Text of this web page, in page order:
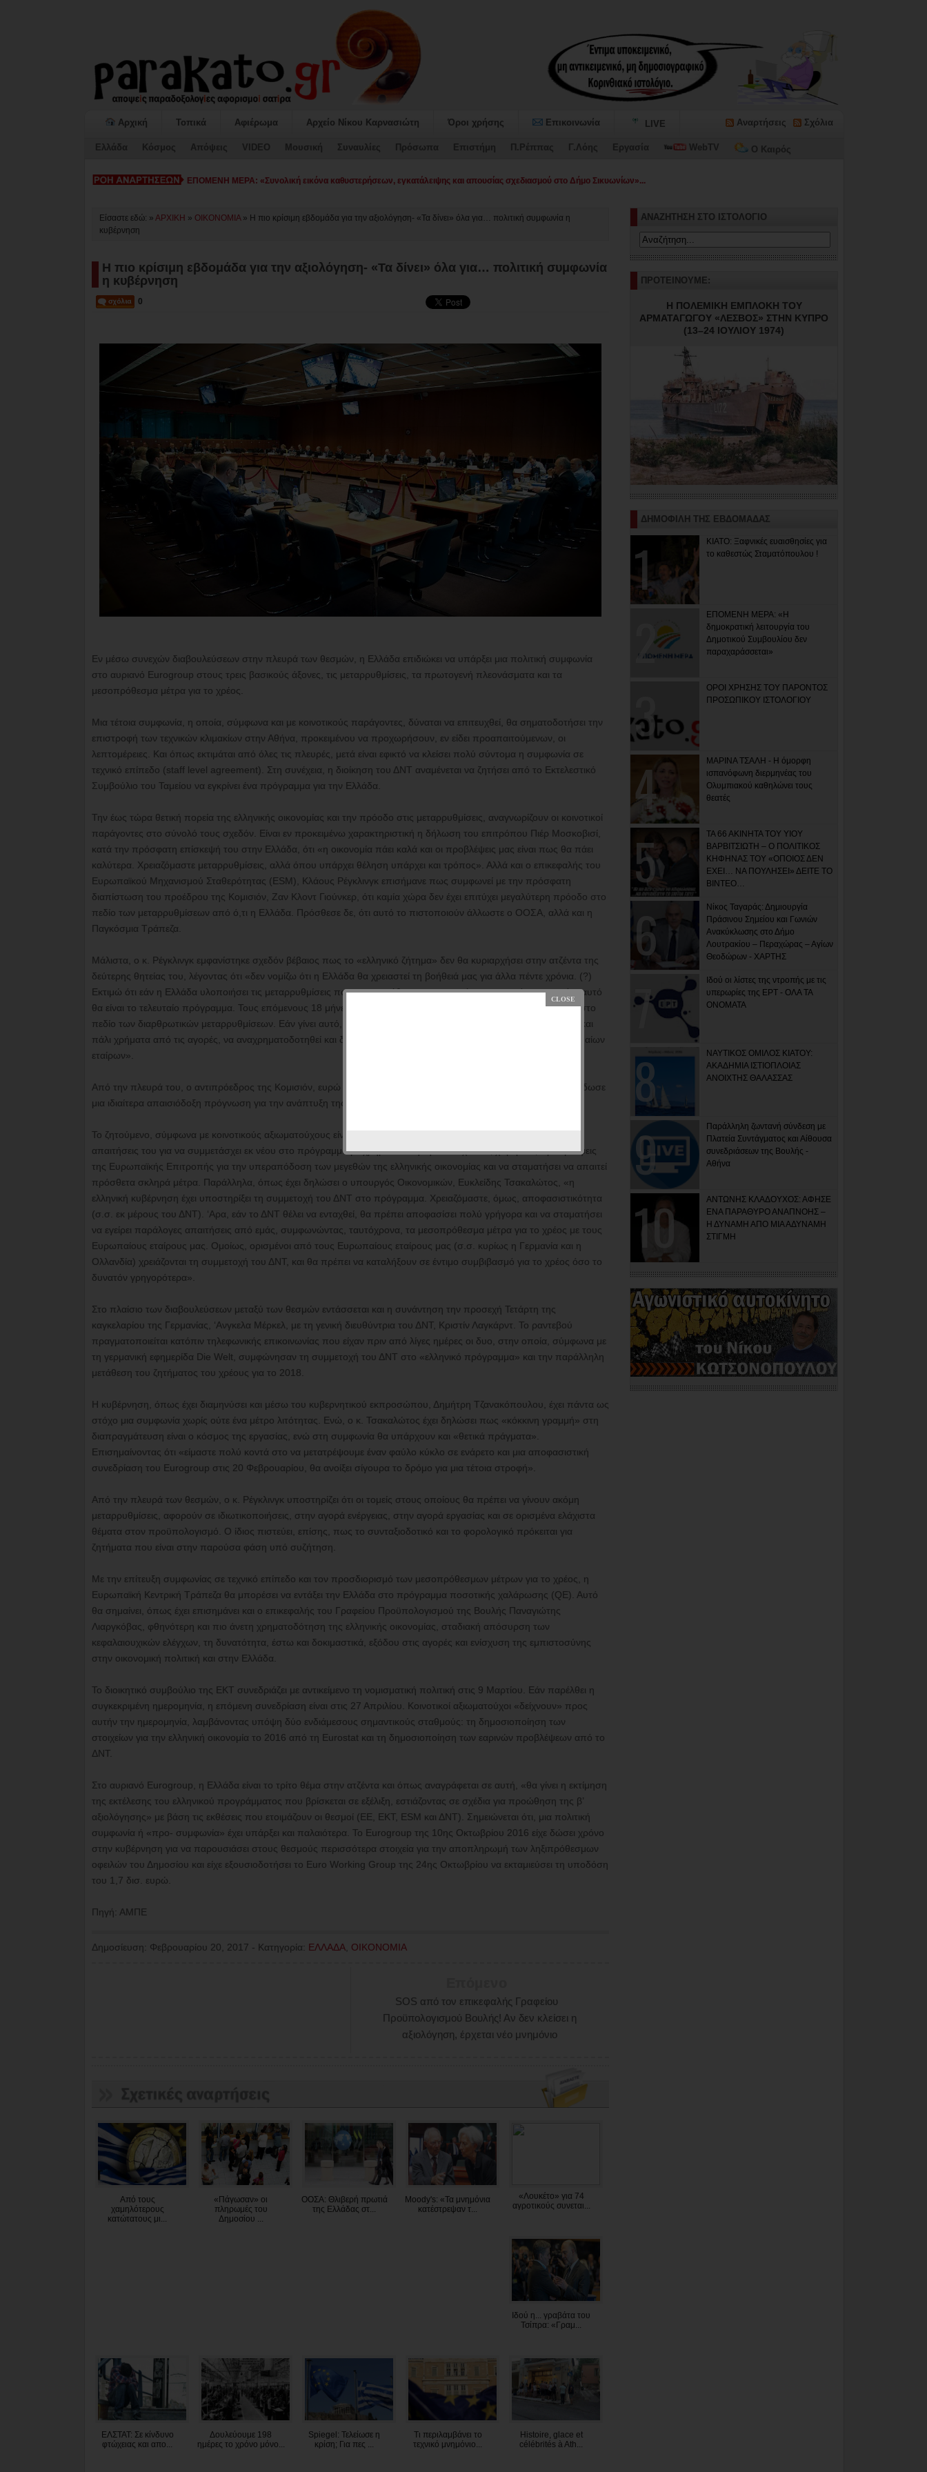
Αρχική Τοπικά Αφιέρωμα Αρχείο Νίκου Καρνασιώτη Όροι χρήσης Επικοινωνία LIVE Αναρτήσεις Σχόλια
Ελλάδα Κόσμος Απόψεις VIDEO Μουσική Συναυλίες Πρόσωπα Επιστήμη Π.Ρέππας Γ.Λόης Εργασία WebTV Ο Καιρός
ΕΠΟΜΕΝΗ ΜΕΡΑ: «Συνολική εικόνα καθυστερήσεων, εγκατάλειψης και απουσίας σχεδιασμού στο Δήμο Σικυωνίων»...
Είσαστε εδώ: » ΑΡΧΙΚΗ » ΟΙΚΟΝΟΜΙΑ» Η πιο κρίσιμη εβδομάδα για την αξιολόγηση- «Τα δίνει» όλα για… πολιτική συμφωνία η
κυβέρνηση
Η πιο κρίσιμη εβδομάδα για την αξιολόγηση- «Τα δίνει» όλα για… πολιτική συμφωνία
η κυβέρνηση
0
Εν μέσω συνεχών διαβουλεύσεων στην πλευρά των θεσμών, η Ελλάδα επιδιώκει να υπάρξει μια πολιτική συμφωνία
στο αυριανό Eurogroup στους τρεις βασικούς άξονες, τις μεταρρυθμίσεις, τα πρωτογενή πλεονάσματα και τα
μεσοπρόθεσμα μέτρα για το χρέος.
Μια τέτοια συμφωνία, η οποία, σύμφωνα και με κοινοτικούς παράγοντες, δύναται να επιτευχθεί, θα σηματοδοτήσει την
επιστροφή των τεχνικών κλιμακίων στην Αθήνα, προκειμένου να προχωρήσουν, εν είδει προαπαιτούμενων, οι
λεπτομέρειες. Και όπως εκτιμάται από όλες τις πλευρές, μετά είναι εφικτό να κλείσει πολύ σύντομα η συμφωνία σε
τεχνικό επίπεδο (staff level agreement). Στη συνέχεια, η διοίκηση του ΔΝΤ αναμένεται να ζητήσει από το Εκτελεστικό
Συμβούλιο του Ταμείου να εγκρίνει ένα πρόγραμμα για την Ελλάδα.
Την έως τώρα θετική πορεία της ελληνικής οικονομίας και την πρόοδο στις μεταρρυθμίσεις, αναγνωρίζουν οι κοινοτικοί
παράγοντες στο σύνολό τους σχεδόν. Είναι εν προκειμένω χαρακτηριστική η δήλωση του επιτρόπου Πιέρ Μοσκοβισί,
κατά την πρόσφατη επίσκεψή του στην Ελλάδα, ότι «η οικονομία πάει καλά και οι προβλέψεις μας είναι πως θα πάει
καλύτερα. Χρειαζόμαστε μεταρρυθμίσεις, αλλά όπου υπάρχει θέληση υπάρχει και τρόπος». Αλλά και ο επικεφαλής του
Ευρωπαϊκού Μηχανισμού Σταθερότητας (ESM), Κλάους Ρέγκλινγκ επισήμανε πως συμφωνεί με την πρόσφατη
διαπίστωση του προέδρου της Κομισιόν, Ζαν Κλοντ Γιούνκερ, ότι καμία χώρα δεν έχει επιτύχει μεγαλύτερη πρόοδο στο
πεδίο των μεταρρυθμίσεων από ό,τι η Ελλάδα. Πρόσθεσε δε, ότι αυτό το πιστοποιούν άλλωστε ο ΟΟΣΑ, αλλά και η
Παγκόσμια Τράπεζα.
Μάλιστα, ο κ. Ρέγκλινγκ εμφανίστηκε σχεδόν βέβαιος πως το «ελληνικό ζήτημα» δεν θα κυριαρχήσει στην ατζέντα της
δεύτερης θητείας του, λέγοντας ότι «δεν νομίζω ότι η Ελλάδα θα χρειαστεί τη βοήθειά μας για άλλα πέντε χρόνια. (?)
Εκτιμώ ότι εάν η Ελλάδα υλοποιήσει τις μεταρρυθμίσεις που συμφωνήθηκαν στην αρχή του προγράμματος, τότε αυτό
θα είναι το τελευταίο πρόγραμμα. Τους επόμενους 18 μήνες πρέπει να γίνουν και άλλα βήματα προόδου, κυρίως στο
πεδίο των διαρθρωτικών μεταρρυθμίσεων. Εάν γίνει αυτό, τότε είμαι βέβαιος ότι η Ελλάδα θα μπορεί να αντλήσει και
πάλι χρήματα από τις αγορές, να αναχρηματοδοτηθεί και δεν θα χρειάζεται πλέον τη δανειακή βοήθεια των Ευρωπαίων
εταίρων».
Από την πλευρά του, ο αντιπρόεδρος της Κομισιόν, ευρώ Βάλντις Ντομπρόφσκις, έχει επισημάνει ότι το ΔΝΤ «εξέδωσε
μια ιδιαίτερα απαισιόδοξη πρόγνωση για την ανάπτυξη της οικονομίας και τα δημόσια οικονομικά».
Το ζητούμενο, σύμφωνα με κοινοτικούς αξιωματούχους είναι να πεισθεί το ΔΝΤ να αποσύρει ορισμένες από τις
απαιτήσεις του για να συμμετάσχει εκ νέου στο πρόγραμμα με χρηματοδότηση. Να δεχθεί τις χειμερινές προσβλέψεις
της Ευρωπαϊκής Επιτροπής για την υπεραπόδοση των μεγεθών της ελληνικής οικονομίας και να σταματήσει να απαιτεί
πρόσθετα σκληρά μέτρα. Παράλληλα, όπως έχει δηλώσει ο υπουργός Οικονομικών, Ευκλείδης Τσακαλώτος, «η
ελληνική κυβέρνηση έχει υποστηρίξει τη συμμετοχή του ΔΝΤ στο πρόγραμμα. Χρειαζόμαστε, όμως, αποφασιστικότητα
(σ.σ. εκ μέρους του ΔΝΤ). ‘Αρα, εάν το ΔΝΤ θέλει να ενταχθεί, θα πρέπει αποφασίσει πολύ γρήγορα και να σταματήσει
να εγείρει παράλογες απαιτήσεις από εμάς, συμφωνώντας, ταυτόχρονα, τα μεσοπρόθεσμα μέτρα για το χρέος με τους
Ευρωπαίους εταίρους μας. Ομοίως, ορισμένοι από τους Ευρωπαίους εταίρους μας (σ.σ. κυρίως η Γερμανία και η
Ολλανδία) χρειάζονται τη συμμετοχή του ΔΝΤ, και θα πρέπει να καταλήξουν σε έντιμο συμβιβασμό για το χρέος όσο το
δυνατόν γρηγορότερα».
Στο πλαίσιο των διαβουλεύσεων μεταξύ των θεσμών εντάσσεται και η συνάντηση την προσεχή Τετάρτη της
καγκελαρίου της Γερμανίας, ‘Ανγκελα Μέρκελ, με τη γενική διευθύντρια του ΔΝΤ, Κριστίν Λαγκάρντ. Το ραντεβού
πραγματοποιείται κατόπιν τηλεφωνικής επικοινωνίας που είχαν πριν από λίγες ημέρες οι δυο, στην οποία, σύμφωνα με
τη γερμανική εφημερίδα Die Welt, συμφώνησαν τη συμμετοχή του ΔΝΤ στο «ελληνικό πρόγραμμα» και την παράλληλη
μετάθεση του ζητήματος του χρέους για το 2018.
Η κυβέρνηση, όπως έχει διαμηνύσει και μέσω του κυβερνητικού εκπροσώπου, Δημήτρη Τζανακόπουλου, έχει πάντα ως
στόχο μια συμφωνία χωρίς ούτε ένα μέτρο λιτότητας. Ενώ, ο κ. Τσακαλώτος έχει δηλώσει πως «κόκκινη γραμμή» στη
διαπραγμάτευση είναι ο κόσμος της εργασίας, ενώ στη συμφωνία θα υπάρχουν και «θετικά πράγματα».
Επισημαίνοντας ότι «είμαστε πολύ κοντά στο να μετατρέψουμε έναν φαύλο κύκλο σε ενάρετο και μια αποφασιστική
συνεδρίαση του Eurogroup στις 20 Φεβρουαρίου, θα ανοίξει σίγουρα το δρόμο για μια τέτοια στροφή».
Από την πλευρά των θεσμών, ο κ. Ρέγκλινγκ υποστηρίζει ότι οι τομείς στους οποίους θα πρέπει να γίνουν ακόμη
μεταρρυθμίσεις, αφορούν σε ιδιωτικοποιήσεις, στην αγορά ενέργειας, στην αγορά εργασίας και σε ορισμένα ελάχιστα
θέματα στον προϋπολογισμό. Ο ίδιος πιστεύει, επίσης, πως το συνταξιοδοτικό και το φορολογικό πρόκειται για
ζητήματα που είναι στην παρούσα φάση υπό συζήτηση.
Με την επίτευξη συμφωνίας σε τεχνικό επίπεδο και τον προσδιορισμό των μεσοπρόθεσμων μέτρων για το χρέος, η
Ευρωπαϊκή Κεντρική Τράπεζα θα μπορέσει να εντάξει την Ελλάδα στο πρόγραμμα ποσοτικής χαλάρωσης (QE). Αυτό
θα σημαίνει, όπως έχει επισημάνει και ο επικεφαλής του Γραφείου Προϋπολογισμού της Βουλής Παναγιώτης
Λιαργκόβας, φθηνότερη και πιο άνετη χρηματοδότηση της ελληνικής οικονομίας, σταδιακή απόσυρση των
κεφαλαιουχικών ελέγχων, τη δυνατότητα, έστω και δοκιμαστικά, εξόδου στις αγορές και ενίσχυση της εμπιστοσύνης
στην οικονομική πολιτική και στην Ελλάδα.
Το διοικητικό συμβούλιο της ΕΚΤ συνεδριάζει με αντικείμενο τη νομισματική πολιτική στις 9 Μαρτίου. Εάν παρέλθει η
συγκεκριμένη ημερομηνία, η επόμενη συνεδρίαση είναι στις 27 Απριλίου. Κοινοτικοί αξιωματούχοι «δείχνουν» προς
αυτήν την ημερομηνία, λαμβάνοντας υπόψη δύο ενδιάμεσους σημαντικούς σταθμούς: τη δημοσιοποίηση των
στοιχείων για την ελληνική οικονομία το 2016 από τη Eurostat και τη δημοσιοποίηση των εαρινών προβλέψεων από το
ΔΝΤ.
Στο αυριανό Eurogroup, η Ελλάδα είναι το τρίτο θέμα στην ατζέντα και όπως αναγράφεται σε αυτή, «θα γίνει η εκτίμηση
της εκτέλεσης του ελληνικού προγράμματος που βρίσκεται σε εξέλιξη, εστιάζοντας σε σχέδια για προώθηση της β’
αξιολόγησης» με βάση τις εκθέσεις που ετοιμάζουν οι θεσμοί (ΕΕ, ΕΚΤ, ESM και ΔΝΤ). Σημειώνεται ότι, μια πολιτική
συμφωνία ή «προ- συμφωνία» έχει υπάρξει και παλαιότερα. Το Eurogroup της 10ης Οκτωβρίου 2016 είχε δώσει χρόνο
στην κυβέρνηση για να παρουσιάσει στους θεσμούς περισσότερα στοιχεία για την αποπληρωμή των ληξιπρόθεσμων
οφειλών του Δημοσίου και είχε εξουσιοδοτήσει το Euro Working Group της 24ης Οκτωβρίου να εκταμιεύσει τη υποδόση
του 1,7 δισ. ευρώ.
Πηγή: ΑΜΠΕ
Δημοσίευση: Φεβρουαρίου 20, 2017 - Κατηγορία: ΕΛΛΑΔΑ ΟΙΚΟΝΟΜΙΑ
SOS από τον επικεφαλής Γραφείου
Προϋπολογισμού Βουλής! Αν δεν κλείσει η
αξιολόγηση, έρχεται νέο μνημόνιο
Από τους
χαμηλότερους
κατώτατους μι...
«Πάγωσαν» οι
πληρωμές του
Δημοσίου ...
ΟΟΣΑ: Θλιβερή πρωτιά
της Ελλάδας στ...
Moody's: «Τα μνημόνια
κατέστρεψαν τ...
«Λουκέτο» για 74
αγροτικούς συνεται...
Ιδού η... γραβάτα του
Τσίπρα: «Γραμ...
ΕΛΣΤΑΤ: Σε κίνδυνο
φτώχειας και απο...
Δουλεύουμε 198
ημέρες το χρόνο μόνο...
Spiegel: Τελείωσε η
κρίση; Για πες ...
Τι περιλαμβάνει το
τεχνικό μνημόνιο...
Histoire, glace et
célébrités à Ath...
ΑΝΑΖΗΤΗΣΗ ΣΤΟ ΙΣΤΟΛΟΓΙΟ
ΠΡΟΤΕΙΝΟΥΜΕ:
Η ΠΟΛΕΜΙΚΗ ΕΜΠΛΟΚΗ ΤΟΥ
ΑΡΜΑΤΑΓΩΓΟΥ «ΛΕΣΒΟΣ» ΣΤΗΝ ΚΥΠΡΟ
(13–24 ΙΟΥΛΙΟΥ 1974)
ΔΗΜΟΦΙΛΗ ΤΗΣ ΕΒΔΟΜΑΔΑΣ
ΚΙΑΤΟ: Ξαφνικές ευαισθησίες για
το καθεστώς Σταματόπουλου !
ΕΠΟΜΕΝΗ ΜΕΡΑ: «Η
δημοκρατική λειτουργία του
Δημοτικού Συμβουλίου δεν
παραχαράσσεται»
ΟΡΟΙ ΧΡΗΣΗΣ ΤΟΥ ΠΑΡΟΝΤΟΣ
ΠΡΟΣΩΠΙΚΟΥ ΙΣΤΟΛΟΓΙΟΥ
ΜΑΡΙΝΑ ΤΣΑΛΗ - Η όμορφη
ισπανόφωνη διερμηνέας του
Ολυμπιακού καθηλώνει τους
θεατές
ΤΑ 66 ΑΚΙΝΗΤΑ ΤΟΥ ΥΙΟΥ
ΒΑΡΒΙΤΣΙΩΤΗ – Ο ΠΟΛΙΤΙΚΟΣ
ΚΗΦΗΝΑΣ ΤΟΥ «ΟΠΟΙΟΣ ΔΕΝ
ΕΧΕΙ… ΝΑ ΠΟΥΛΗΣΕΙ» ΔΕΙΤΕ ΤΟ
ΒΙΝΤΕΟ…
Νίκος Ταγαράς: Δημιουργία
Πράσινου Σημείου και Γωνιών
Ανακύκλωσης στο Δήμο
Λουτρακίου – Περαχώρας – Αγίων
Θεοδώρων - ΧΑΡΤΗΣ
Ιδού οι λίστες της ντροπής με τις
υπερωρίες της ΕΡΤ - ΟΛΑ ΤΑ
ΟΝΟΜΑΤΑ
ΝΑΥΤΙΚΟΣ ΟΜΙΛΟΣ ΚΙΑΤΟΥ:
ΑΚΑΔΗΜΙΑ ΙΣΤΙΟΠΛΟΙΑΣ
ΑΝΟΙΧΤΗΣ ΘΑΛΑΣΣΑΣ
Παράλληλη ζωντανή σύνδεση με
Πλατεία Συντάγματος και Αίθουσα
συνεδριάσεων της Βουλής -
Αθήνα
ΑΝΤΩΝΗΣ ΚΛΑΔΟΥΧΟΣ: ΑΦΗΣΕ
ΕΝΑ ΠΑΡΑΘΥΡΟ ΑΝΑΠΝΟΗΣ –
Η ΔΥΝΑΜΗ ΑΠΟ ΜΙΑ ΑΔΥΝΑΜΗ
ΣΤΙΓΜΗ